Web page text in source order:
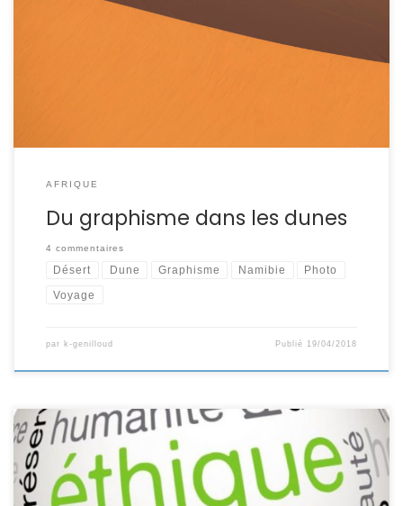
de sable on les imagine avec de belles formes arrondies.
Il est vrai que les dunes ont de belles courbes mais à y
regarder sous un angle différent on peut y découvrir des
AFRIQUE
Du graphisme dans les dunes
4 commentaires
Désert Dune Graphisme Namibie Photo
Voyage
par k-genilloud Publié 19/04/2018
Vous êtes vous déjà demandé si vous deviez prendre
« cette » photo ? Cette question je me la pose dans